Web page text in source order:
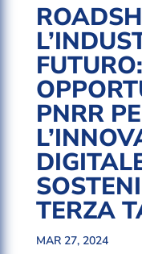
PNRR
TERZA
MAR 27, 2024